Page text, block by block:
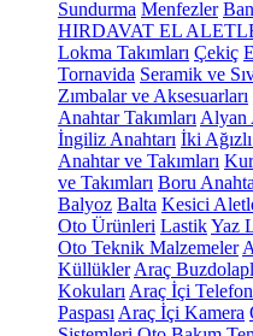
Sundurma Menfezler
HIRDAVAT EL
Lokma Takımları Çekiç
Tornavida Seramik ve
Zımbalar ve Aksesuarları
Anahtar Takımları Alyan
İngiliz Anahtarı İki
Anahtar ve Takımları
ve Takımları Boru
Balyoz Balta Kesici
Oto Ürünleri LastikYaz
Oto Teknik Malzemeler
Küllükler Araç
Kokuları Araç İçi
Paspası Araç İçi Kamera